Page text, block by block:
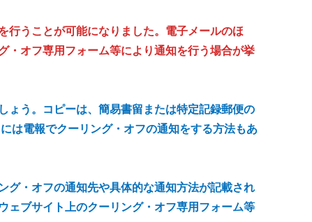
行うことが可能になりました。電子メールのほ
・オフ専用フォーム等により通知を行う場合が挙
ょう。コピーは、簡易書留または特定記録郵便の
は電報でクーリング・オフの通知をする方法もあ
グ・オフの通知先や具体的な通知方法が記載され
ェブサイト上のクーリング・オフ専用フォーム等